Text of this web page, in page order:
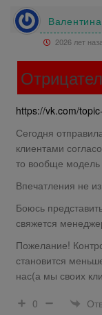
2026 лет
https://vk.com/
Сегодня
клиентами
то вообще
Впечатления не
Боюсь
свяжется
Пожелание!
становится
нас(а мы своих
0